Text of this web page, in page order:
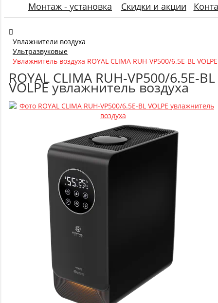
Монтаж - установка Скидки и акции
Увлажнители воздуха
Ультразвуковые
Увлажнитель воздуха ROYAL CLIMA RUH-VP500/6.5E-BL VOLPE
ROYAL CLIMA RUH-VP500/6.5E-BL
VOLPE увлажнитель воздуха